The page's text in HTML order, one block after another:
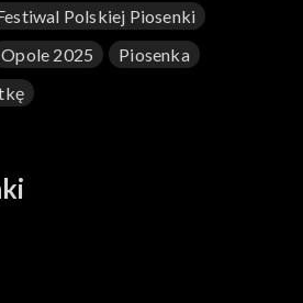
Polskiej Piosenki
Opole 2025
Piosenka